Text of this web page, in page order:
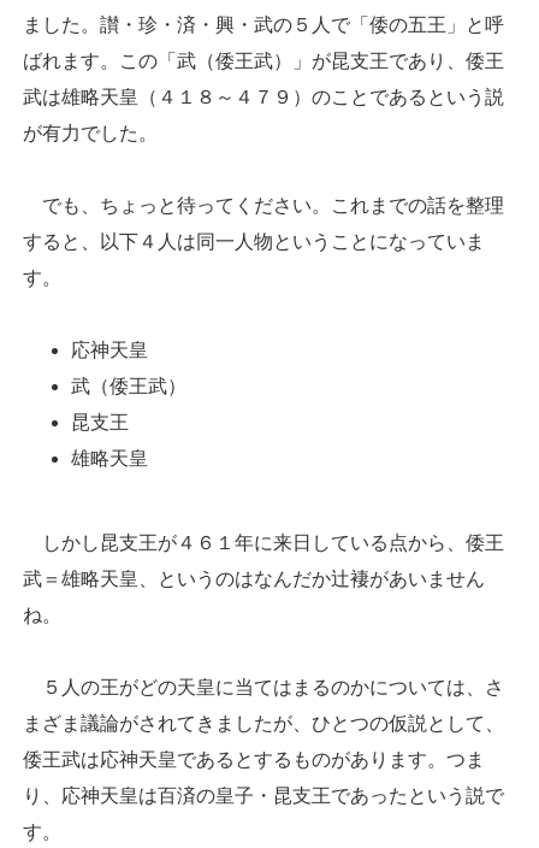
ました。讃・珍・済・興・武の５人で「倭の五王」と呼
ばれます。この「武（倭王武）」が昆支王であり、倭王
武は雄略天皇（４１８～４７９）のことであるという説
が有力でした。
でも、ちょっと待ってください。これまでの話を整理
すると、以下４人は同一人物ということになっていま
す。
応神天皇
武（倭王武）
昆支王
雄略天皇
しかし昆支王が４６１年に来日している点から、倭王
武＝雄略天皇、というのはなんだか辻褄があいません
ね。
５人の王がどの天皇に当てはまるのかについては、さ
まざま議論がされてきましたが、ひとつの仮説として、
倭王武は応神天皇であるとするものがあります。つま
り、応神天皇は百済の皇子・昆支王であったという説で
す。